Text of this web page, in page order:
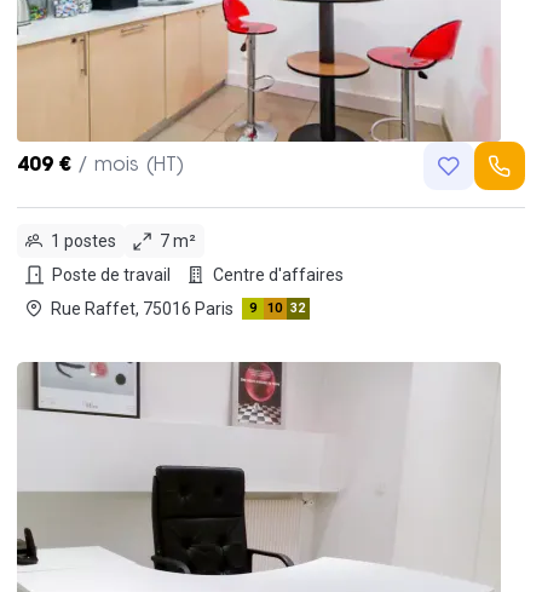
409 € / mois (HT)
1 postes
7 m²
Poste de travail
Centre d'affaires
Rue Raffet, 75016 Paris
9 10 32